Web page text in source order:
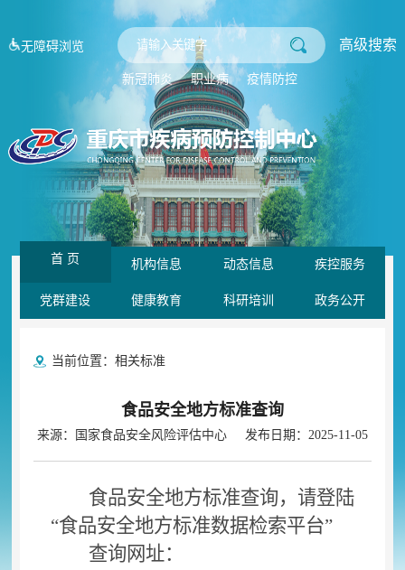
无障碍浏览 高级搜索
新冠肺炎 职业病 疫情防控
首 页 机构信息 动态信息 疾控服务
党群建设 健康教育 科研培训 政务公开
当前位置： 相关标准
食品安全地方标准查询
来源：国家食品安全风险评估中心 发布日期：2025-11-05
食品安全地方标准查询， 请登陆
“食品安全地方标准数据检索平台”
查询网址：